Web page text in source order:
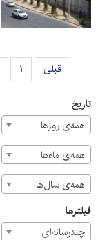
قبلی ۱
تاریخ
همه‌ی روزها
همه‌ی ماه‌ها
همه‌ی سال‌ها
فیلترها
چندرسانه‌ای